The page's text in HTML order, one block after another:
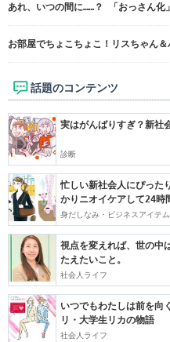
あれ、いつの間に……？ 「おっさん化
お部屋でちょこちょこ！リスちゃん
話題のコンテンツ
実はがんばりすぎ？新社
診断
忙しい新社会人にぴった
かりニオイケアして24時
身だしなみ・ビジネスアイテム
視点を変えれば、世の中
たえたいこと。
社会人ライフ
いつでもわたしは前を向
リ・大学生リカの物語
社会人ライフ